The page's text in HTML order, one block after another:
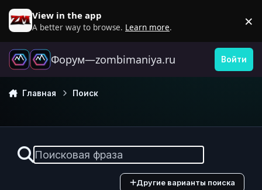
Перейти к содержанию
View in the app
A better way to browse. Learn more. ×
Форум—zombimaniya.ru Войти
Главная Поиск
Другие варианты поиска